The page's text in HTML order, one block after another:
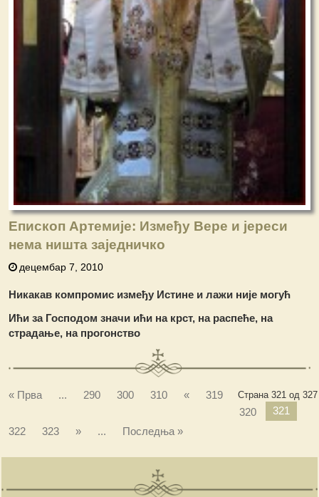
Епископ Артемије: Између Вере и јереси
нема ништа заједничко
децембар 7, 2010
Никакав компромис између Истине и лажи није могућ
Ићи за Господом значи ићи на крст, на распеће, на
страдање, на прогонство
Страна 321 од 327
« Прва ... 290 300 310 «
319
320
321
322
323 » ... Последња »